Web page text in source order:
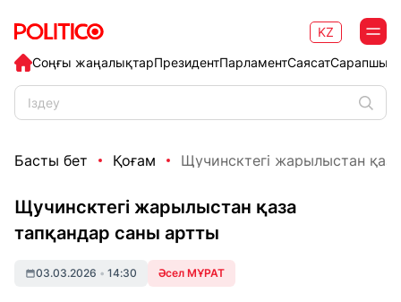
Соңғы жаңалықтарПрезидентПарламентСаясат
KZ
Басты бет Қоғам Щучинсктегі жарылыстан
Щучинсктегі жарылыстан қаза
тапқандар саны артты
03.03.2026 • 14:30 Әсел МҰРАТ